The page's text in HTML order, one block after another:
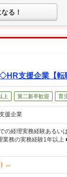
る！
支援企業【転
上 第二新卒歓迎 育
援企業
の経理実務経験あるい
務の実務経験1年以上
...